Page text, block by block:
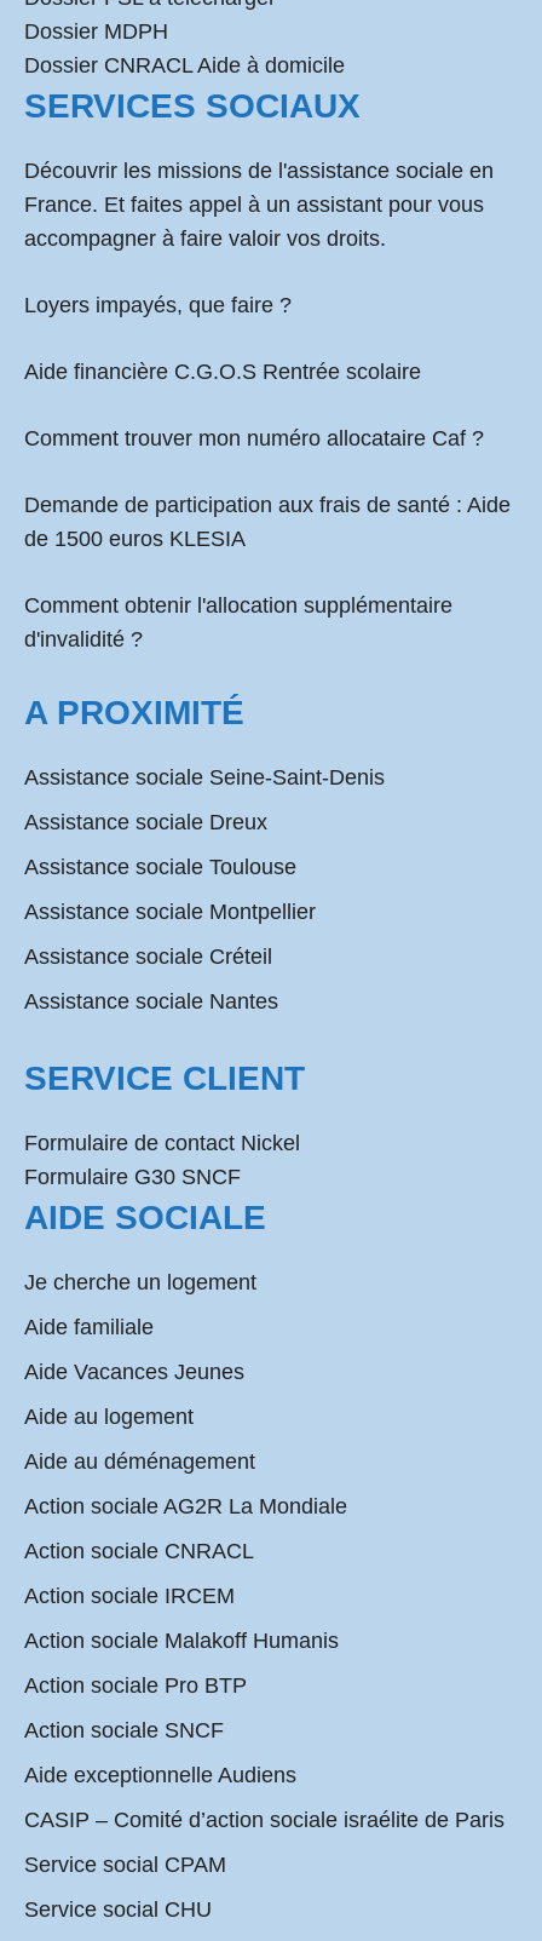
Dossier MDPH
Dossier CNRACL Aide à domicile
SERVICES SOCIAUX
Découvrir les missions de l'assistance sociale en
France. Et faites appel à un assistant pour vous
accompagner à faire valoir vos droits.
Loyers impayés, que faire ?
Aide financière C.G.O.S Rentrée scolaire
Comment trouver mon numéro allocataire Caf ?
Demande de participation aux frais de santé : Aide
de 1500 euros KLESIA
Comment obtenir l'allocation supplémentaire
d'invalidité ?
A PROXIMITÉ
Assistance sociale Seine-Saint-Denis
Assistance sociale Dreux
Assistance sociale Toulouse
Assistance sociale Montpellier
Assistance sociale Créteil
Assistance sociale Nantes
SERVICE CLIENT
Formulaire de contact Nickel
Formulaire G30 SNCF
AIDE SOCIALE
Je cherche un logement
Aide familiale
Aide Vacances Jeunes
Aide au logement
Aide au déménagement
Action sociale AG2R La Mondiale
Action sociale CNRACL
Action sociale IRCEM
Action sociale Malakoff Humanis
Action sociale Pro BTP
Action sociale SNCF
Aide exceptionnelle Audiens
CASIP – Comité d’action sociale israélite de Paris
Service social CPAM
Service social CHU